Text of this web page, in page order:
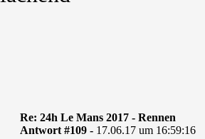
Re: 24h Le Mans 2017 - Rennen
Antwort #109 - 17.06.17 um 16:59:16